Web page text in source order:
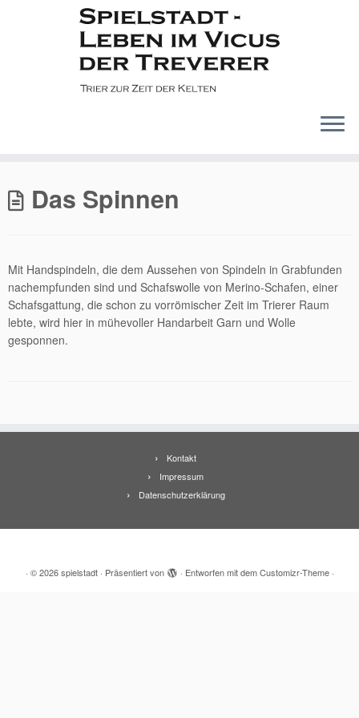
Inhalt
springenDas Spinnen
Mit Handspindeln, die dem Aussehen von Spindeln in Grabfunden
nachempfunden sind und Schafswolle von Merino-Schafen, einer
Schafsgattung, die schon zu vorrömischer Zeit im Trierer Raum
lebte, wird hier in mühevoller Handarbeit Garn und Wolle
gesponnen.
Kontakt
Impressum
Datenschutzerklärung
· © 2026 spielstadt· Präsentiert von · Entworfen mit demCustomizr-Theme·